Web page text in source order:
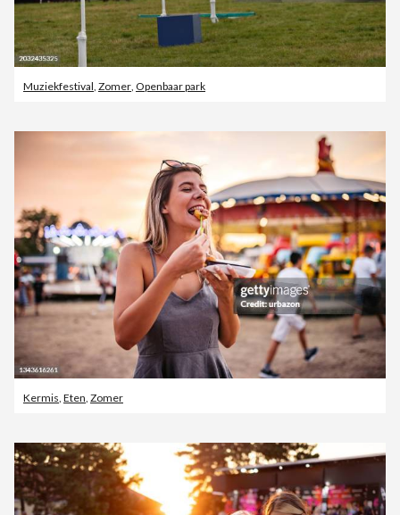
Muziekfestival Zomer Openbaar park
Kermis, Eten, Zomer